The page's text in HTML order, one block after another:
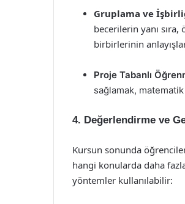
Gruplama ve
becerilerin yanı sıra,
birbirlerinin
Proje Tabanlı
sağlamak,
4. Değerlendirme ve
Kursun sonunda
hangi konularda daha
yöntemler kullanılabilir: